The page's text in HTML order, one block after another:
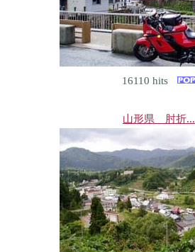
16110 hits
山形県 肘折...